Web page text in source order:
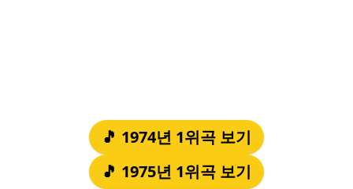
🎵 1974년 1위곡 보기
🎵 1975년 1위곡 보기